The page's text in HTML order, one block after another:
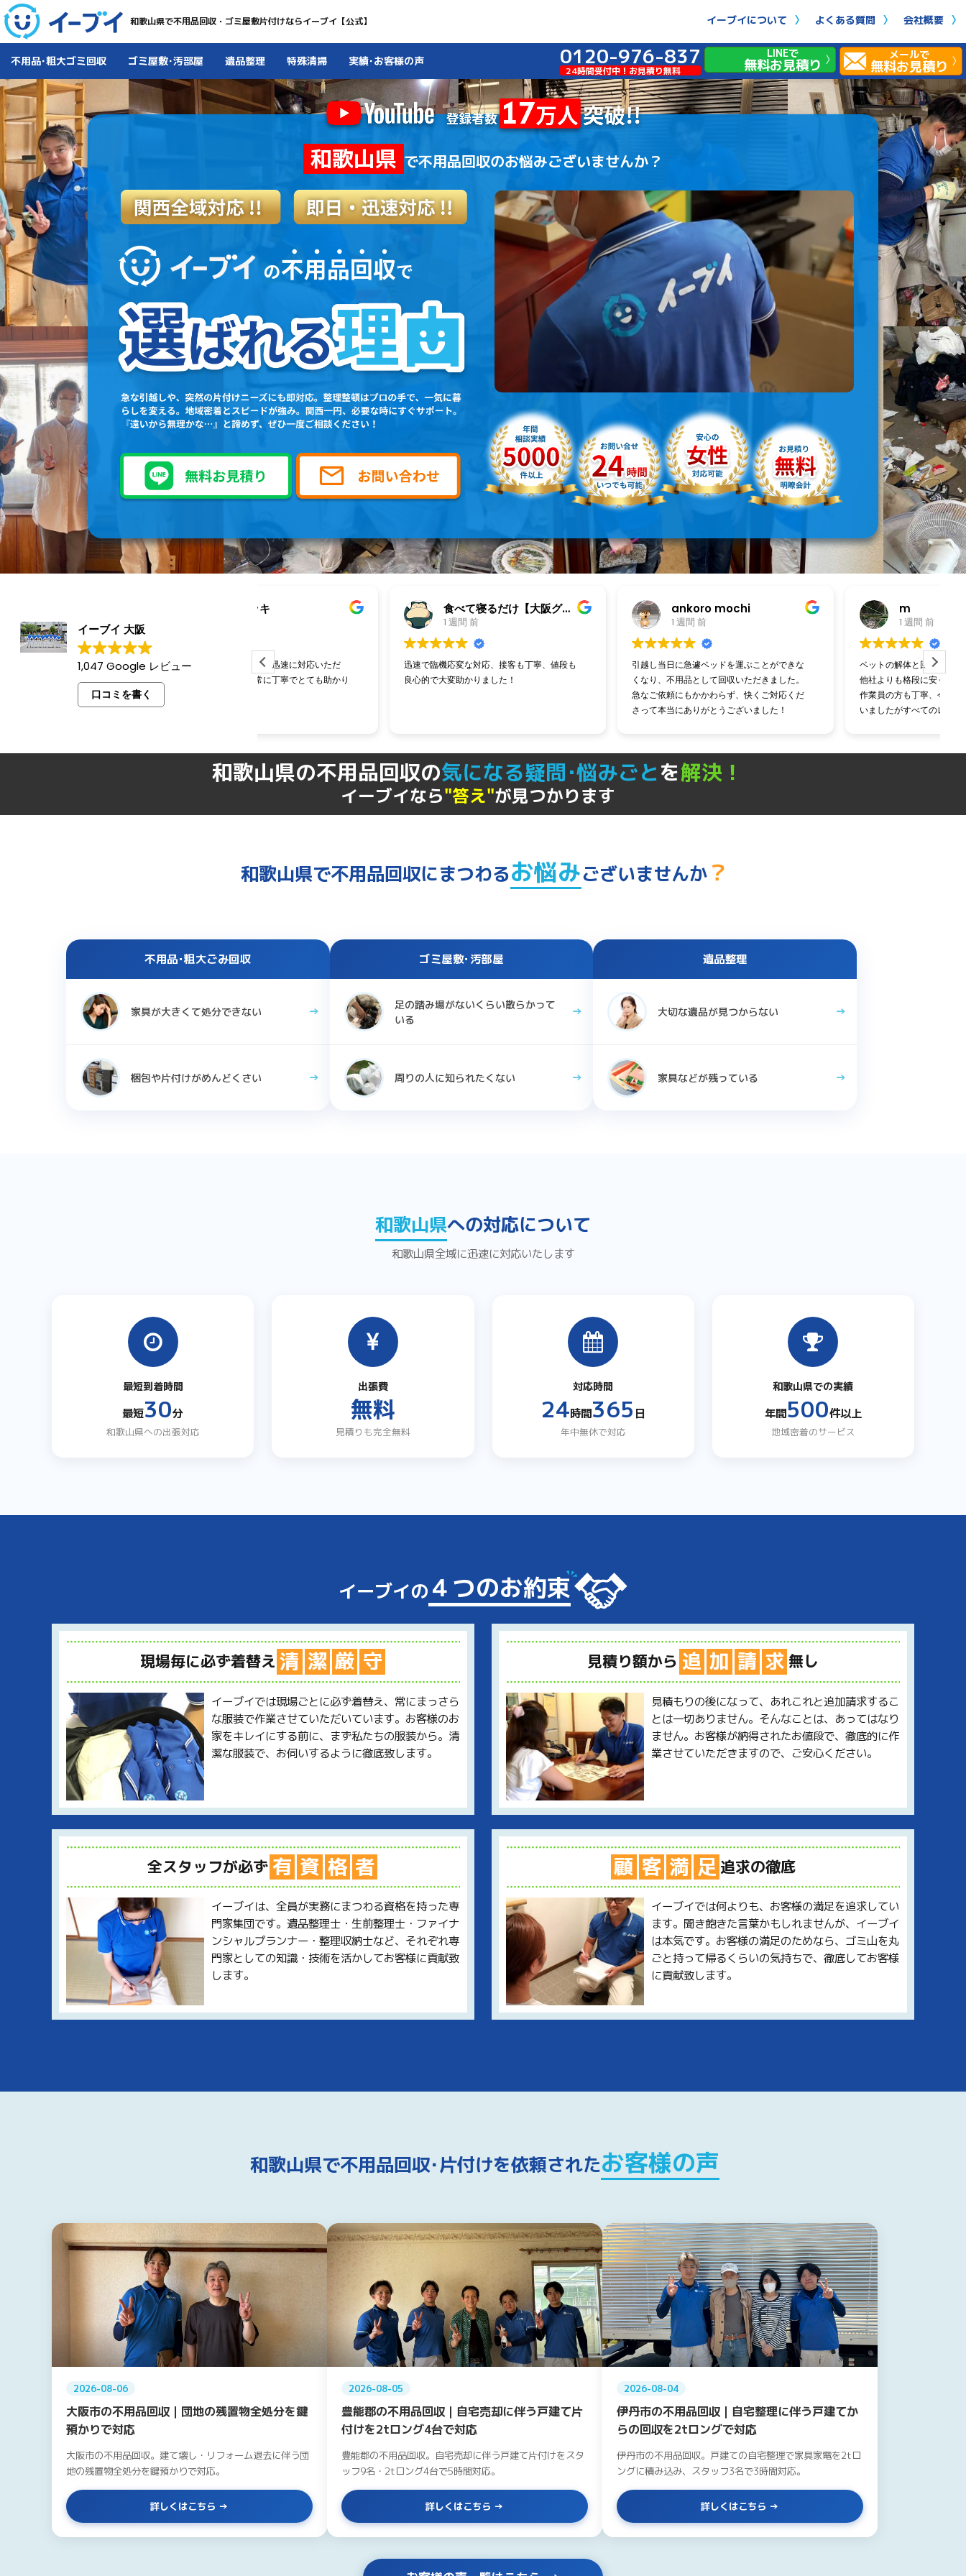
和歌山県で不用品回収・ゴミ屋敷片付けならイーブイ【公式】 イーブイについて よくある質問 会社概要
不用品･粗大ゴミ回収 ゴミ屋敷･汚部屋 遺品整理 特殊清掃 実績･お客様の声 0120-976-837
24時間受付中！お見積り無料
LINEで
無料お見積り
メールで
無料お見積り
和歌山県 で不用品回収のお悩みございませんか？
イーブイ 大阪
1,047 Google レビュー
口コミを書く
1 週間 前
ご相談からお見積りまで迅速に対応いただ
き、当日の対応も非常に丁寧でとても助かり
迅速で臨機応変な対応、接客も丁寧、値段も
良心的で大変助かりました！
ankoro mochi
引越し当日に急遽ベッドを運ぶことができな
くなり、不用品として回収いただきました。
急なご依頼にもかかわらず、快くご対応くだ
さって本当にありがとうございました！
ベットの解体と回収お願いしました。
他社よりも格段に安く作業も早過ぎる
作業員の方も丁寧、今まで大手にお願いして
いましたがすべてのレベルが勝っていまし
います。
和歌山県の不用品回収の気になる疑問･悩みごとを解決！
イーブイなら"答え"が見つかります
和歌山県で不用品回収にまつわるお悩みございませんか？
不用品･粗大ごみ回収
家具が大きくて処分できない
梱包や片付けがめんどくさい
ゴミ屋敷･汚部屋
足の踏み場がないくらい散らかって
いる
周りの人に知られたくない
遺品整理
大切な遺品が見つからない
家具などが残っている
和歌山県への対応について
和歌山県全域に迅速に対応いたします
最短到着時間
最短30分
和歌山県への出張対応
出張費
無料
見積りも完全無料
対応時間
24時間365 日
年中無休で対応
和歌山県での実績
年間500件以上
地域密着のサービス
イーブイの ４つのお約束
現場毎に必ず着替え 清 潔 厳 守
イーブイでは現場ごとに必ず着替え、常にまっさら
な服装で作業させていただいています。お客様のお
家をキレイにする前に、まず私たちの服装から。清
潔な服装で、お伺いするように徹底致します。
見積り額から 追 加 請 求 無し
見積もりの後になって、あれこれと追加請求するこ
とは一切ありません。そんなことは、あってはなり
ません。お客様が納得されたお値段で、徹底的に作
業させていただきますので、ご安心ください。
全スタッフが必ず 有 資 格 者
イーブイは、全員が実務にまつわる資格を持った専
門家集団です。遺品整理士・生前整理士・ファイナ
ンシャルプランナー・整理収納士など、それぞれ専
門家としての知識・技術を活かしてお客様に貢献致
します。
顧 客 満 足 追求の徹底
イーブイでは何よりも、お客様の満足を追求してい
ます。聞き飽きた言葉かもしれませんが、イーブイ
は本気です。お客様の満足のためなら、ゴミ山を丸
ごと持って帰るくらいの気持ちで、徹底してお客様
に貢献致します。
和歌山県で不用品回収･片付けを依頼されたお客様の声
2026-08-06
大阪市の不用品回収｜団地の残置物全処分を鍵
預かりで対応
大阪市の不用品回収。建て壊し・リフォーム退去に伴う団
地の残置物全処分を鍵預かりで対応。
詳しくはこちら
2026-08-05
豊能郡の不用品回収｜自宅売却に伴う戸建て片
付けを2tロング4台で対応
豊能郡の不用品回収。自宅売却に伴う戸建て片付けをスタ
ッフ9名・2tロング4台で5時間対応。
詳しくはこちら
2026-08-04
伊丹市の不用品回収｜自宅整理に伴う戸建てか
らの回収を2tロングで対応
伊丹市の不用品回収。戸建ての自宅整理で家具家電を2tロ
ングに積み込み、スタッフ3名で3時間対応。
詳しくはこちら